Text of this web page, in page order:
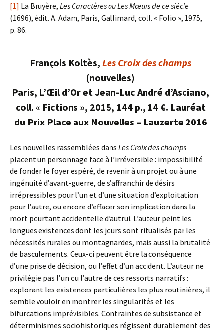
[1] La Bruyère, Les Caractères ou Les Mœurs de ce siècle
(1696), édit. A. Adam, Paris, Gallimard, coll. « Folio », 1975,
p. 86.
François Koltès, Les Croix des champs
(nouvelles)
Paris, L’Œil d’Or et Jean-Luc André d’Asciano,
coll. « Fictions », 2015, 144 p., 14 €. Lauréat
du Prix Place aux Nouvelles – Lauzerte 2016
Les nouvelles rassemblées dans Les Croix des champs
placent un personnage face à l’irréversible : impossibilité
de fonder le foyer espéré, de revenir à un projet ou à une
ingénuité d’avant-guerre, de s’affranchir de désirs
irrépressibles pour l’un et d’une situation d’exploitation
pour l’autre, ou encore d’effacer son implication dans la
mort pourtant accidentelle d’autrui. L’auteur peint les
longues existences dont les jours sont ritualisés par les
nécessités rurales ou montagnardes, mais aussi la brutalité
de basculements. Ceux-ci peuvent être la conséquence
d’une prise de décision, ou l’effet d’un accident. L’auteur ne
privilégie pas l’un ou l’autre de ces ressorts narratifs :
explorant les existences particulières les plus routinières, il
semble vouloir en montrer les singularités et les
bifurcations imprévisibles. Contraintes de subsistance et
déterminismes sociohistoriques régissent durablement des